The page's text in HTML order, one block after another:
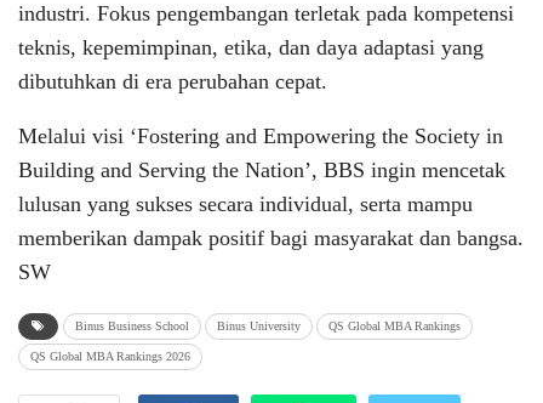
industri. Fokus pengembangan terletak pada kompetensi
teknis, kepemimpinan, etika, dan daya adaptasi yang
dibutuhkan di era perubahan cepat.
Melalui visi ‘Fostering and Empowering the Society in
Building and Serving the Nation’, BBS ingin mencetak
lulusan yang sukses secara individual, serta mampu
memberikan dampak positif bagi masyarakat dan bangsa.
SW
Binus Business School Binus University QS Global MBA Rankings
QS Global MBA Rankings 2026